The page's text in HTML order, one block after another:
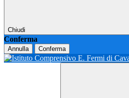
Chiudi
Conferma
Annulla Conferma